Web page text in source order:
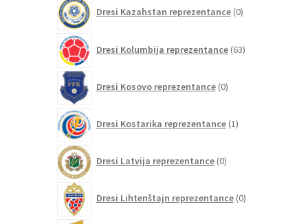
Dresi Kazahstan reprezentance 0izdelkov
Dresi Kolumbija reprezentance 63izdelkov
Dresi Kosovo reprezentance 0izdelkov
Dresi Kostarika reprezentance 1izdelek
Dresi Latvija reprezentance 0izdelkov
Dresi Lihtenštajn reprezentance 0izdelkov